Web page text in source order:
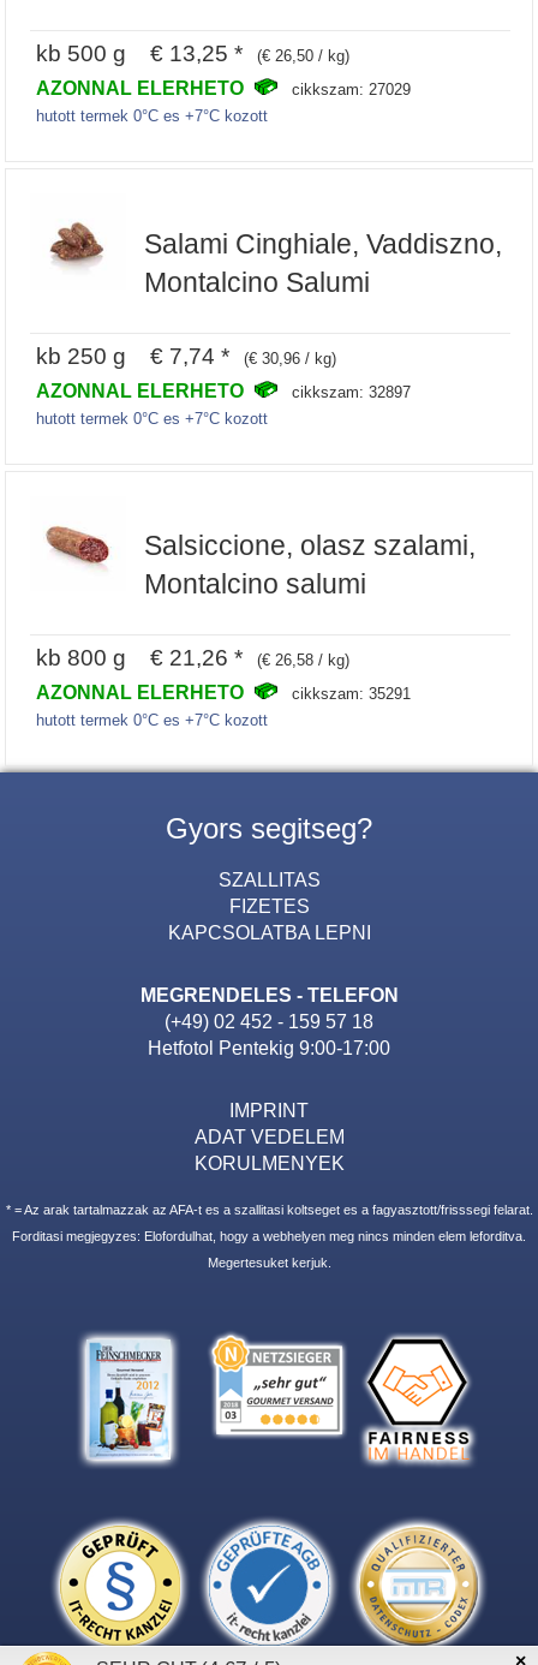
kb 500 g € 13,25 * (€ 26,50 / kg)
AZONNAL ELERHETO
cikkszam: 27029
hutott termek 0°C es +7°C kozott
Salami Cinghiale, Vaddiszno,
Montalcino Salumi
kb 250 g € 7,74 * (€ 30,96 / kg)
AZONNAL ELERHETO
cikkszam: 32897
hutott termek 0°C es +7°C kozott
Salsiccione, olasz szalami,
Montalcino salumi
kb 800 g € 21,26 * (€ 26,58 / kg)
AZONNAL ELERHETO
cikkszam: 35291
hutott termek 0°C es +7°C kozott
Gyors segitseg?
SZALLITAS
FIZETES
KAPCSOLATBA LEPNI
MEGRENDELES - TELEFON
(+49) 02 452 - 159 57 18
Hetfotol Pentekig 9:00-17:00
IMPRINT
ADAT VEDELEM
KORULMENYEK
* = Az arak tartalmazzak az AFA-t es a szallitasi koltseget es a fagyasztott/frisssegi felarat.
Forditasi megjegyzes: Elofordulhat, hogy a webhelyen meg nincs minden elem leforditva.
Megertesuket kerjuk.
×